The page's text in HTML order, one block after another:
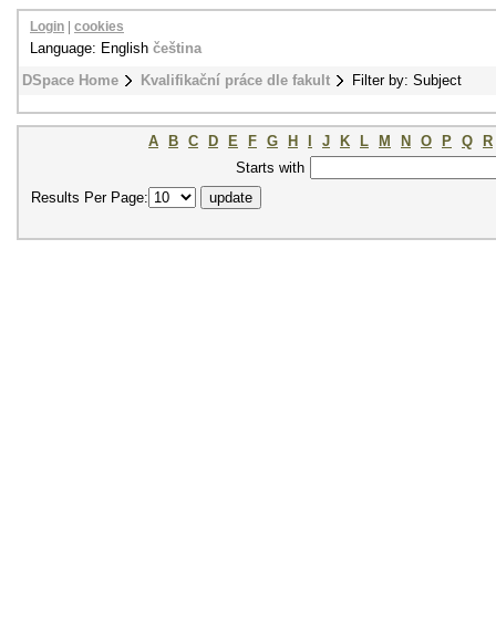
DSpace Home Kvalifikační práce dle fakult Filter by: Subject
Login cookies
Language: English čeština
A B C D E F G H J K L M N O P Q
R
Starts with
Results Per Page: